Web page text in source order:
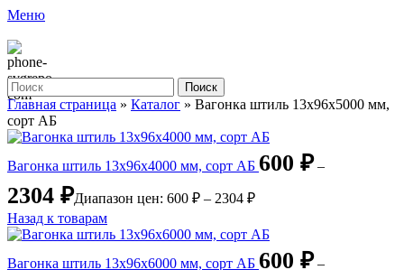
Меню
Поиск
Главная страница » Каталог » Вагонка штиль 13х96х5000 мм,
сорт АБ
Вагонка штиль 13х96х4000 мм, сорт АБ 600 ₽ –
2304 ₽Диапазон цен: 600 ₽ – 2304 ₽
Назад к товарам
Вагонка штиль 13х96х6000 мм, сорт АБ 600 ₽ –